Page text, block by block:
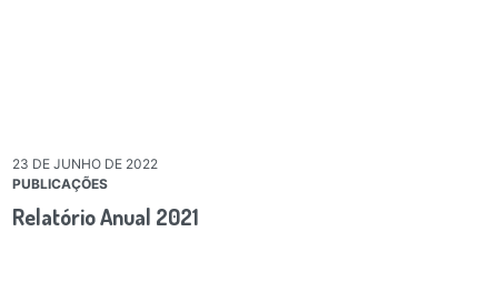
23 DE JUNHO DE 2022
PUBLICAÇÕES
Relatório Anual 2021